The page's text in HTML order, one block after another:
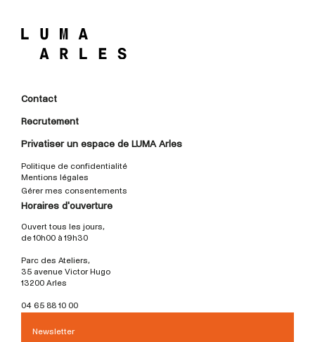
Contact
Recrutement
Privatiser un espace de LUMA Arles
Politique de confidentialité
Mentions légales
Gérer mes consentements
Horaires d'ouverture
Ouvert tous les jours,
de 10h00 à 19h30
Parc des Ateliers,
35 avenue Victor Hugo
13200 Arles
04 65 88 10 00
Newsletter